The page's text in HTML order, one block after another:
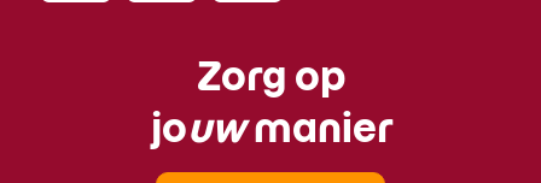
Zorg op
jouwmanier